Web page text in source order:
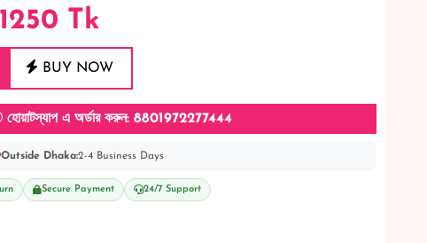
1250 Tk
BUY NOW
হোয়াটস্যাপ এ অর্ডার করুন: 8801972277444
Outside Dhaka:2-4 Business Days
Secure Payment 24/7 Support